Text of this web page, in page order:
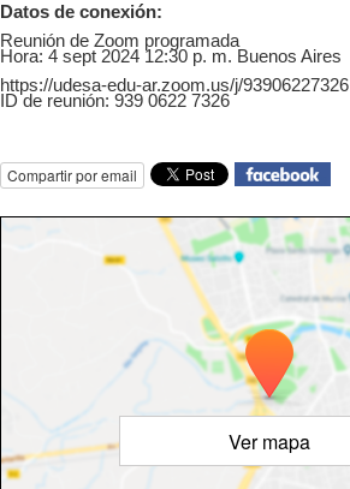
Datos de conexión:
Reunión de Zoom programada
Hora: 4 sept 2024 12:30 p. m. Buenos Aires
https://udesa-edu-ar.zoom.us/j/93906227326
ID de reunión: 939 0622 7326
Compartir por email
Ver mapa